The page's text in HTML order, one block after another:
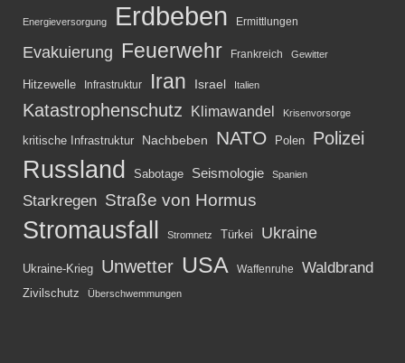
Energieversorgung Erdbeben Ermittlungen
Evakuierung Feuerwehr Frankreich Gewitter
Hitzewelle Infrastruktur Iran Israel Italien
Katastrophenschutz Klimawandel Krisenvorsorge
kritische Infrastruktur Nachbeben NATO Polen Polizei
Russland Sabotage Seismologie Spanien
Starkregen Straße von Hormus
Stromausfall Stromnetz Türkei Ukraine
Ukraine-Krieg Unwetter USA Waffenruhe Waldbrand
Zivilschutz Überschwemmungen